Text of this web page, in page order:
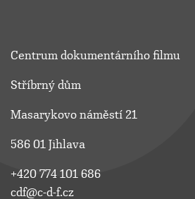
Centrum dokumentárního filmu
Stříbrný dům
Masarykovo náměstí 21
586 01 Jihlava
+420 774 101 686
cdf@c-d-f.cz